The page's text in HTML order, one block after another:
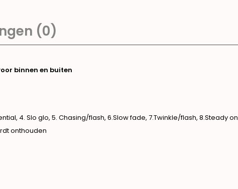
(0)
binnen en buiten
4. Slo glo, 5. Chasing/flash, 6.Slow fade, 7.Twinkle/flash, 8.Steady on
onthouden